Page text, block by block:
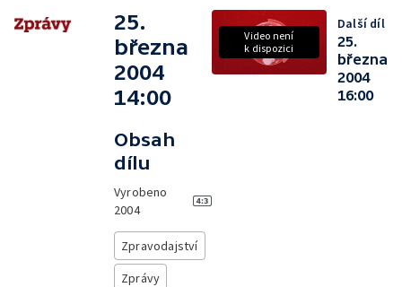
25.
března
2004
14:00
Obsah
dílu
Vyrobeno
2004
Zpravodajství
Zprávy
Video není
k dispozici
Další díl
25.
března
2004
16:00